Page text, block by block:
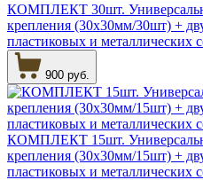
КОМПЛЕКТ 30шт.
крепления (30х30мм/30шт) +
пластиковых и металлических
900 руб.
КОМПЛЕКТ 15шт.
крепления (30х30мм/15шт) +
пластиковых и металлических